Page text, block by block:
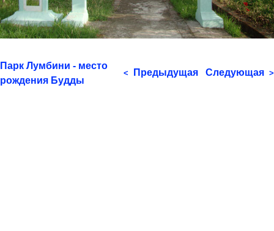
Парк Лумбини - место
рождения Будды
< Предыдущая Следующая >